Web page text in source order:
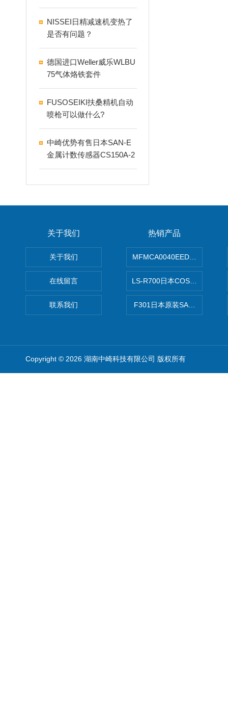
测量方法
NISSEI日精减速机变热了
是否有问题？
德国进口Weller威乐WLBU
75气体烙铁套件
FUSOSEIKI扶桑精机自动
喷枪可以做什么?
中崎优势有售日本SAN-E
金属计数传感器CS150A-2
关于我们
关于我们
在线留言
联系我们
热销产品
MFMCA0040EED-H日本
LS-R700日本COSMO科斯莫
F301日本原装SANAI三爱旋
Copyright © 2026 湖南中崎科技有限公司 版权所有